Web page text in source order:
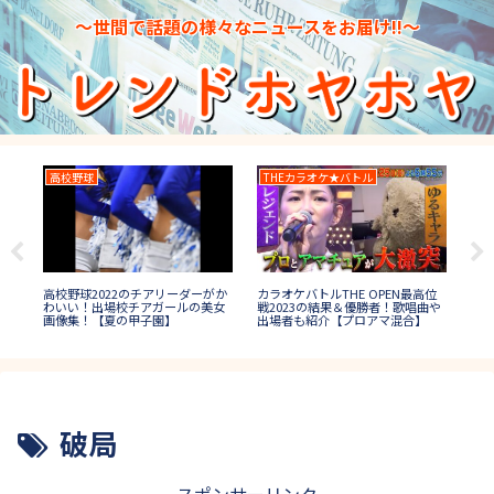
～世間で話題の様々なニュースをお届け!!～
高校野球
高校野球2022のチアリーダーがか
わいい！出場校チアガールの美女
画像集！【夏の甲子園】
THEカラオケ★バトル
カラオケバトルTHE OPEN最高位
戦2023の結果＆優勝者！歌唱曲や
出場者も紹介【プロアマ混合】
破局